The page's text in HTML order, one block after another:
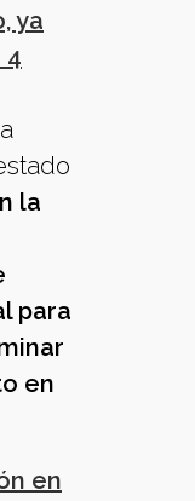
ya
4
la
para
en
en